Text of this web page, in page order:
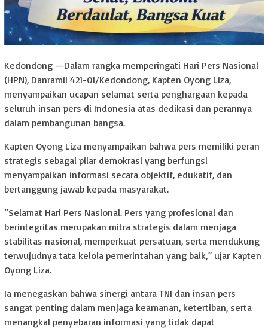
Kedondong —Dalam rangka memperingati Hari Pers Nasional
(HPN), Danramil 421-01/Kedondong, Kapten Oyong Liza,
menyampaikan ucapan selamat serta penghargaan kepada
seluruh insan pers di Indonesia atas dedikasi dan perannya
dalam pembangunan bangsa.
Kapten Oyong Liza menyampaikan bahwa pers memiliki peran
strategis sebagai pilar demokrasi yang berfungsi
menyampaikan informasi secara objektif, edukatif, dan
bertanggung jawab kepada masyarakat.
“Selamat Hari Pers Nasional. Pers yang profesional dan
berintegritas merupakan mitra strategis dalam menjaga
stabilitas nasional, memperkuat persatuan, serta mendukung
terwujudnya tata kelola pemerintahan yang baik,” ujar Kapten
Oyong Liza.
Ia menegaskan bahwa sinergi antara TNI dan insan pers
sangat penting dalam menjaga keamanan, ketertiban, serta
menangkal penyebaran informasi yang tidak dapat